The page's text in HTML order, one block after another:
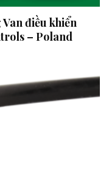
điều khiển
– Poland